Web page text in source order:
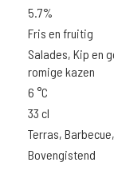
5.7%
Fris en fruitig
Salades, Kip en
romige kazen
6 °C
33 cl
Terras,
Bovengistend